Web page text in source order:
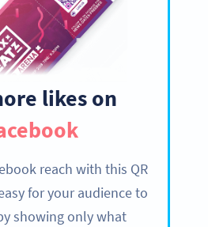
likes on
reach with this QR
for your audience to
showing only what